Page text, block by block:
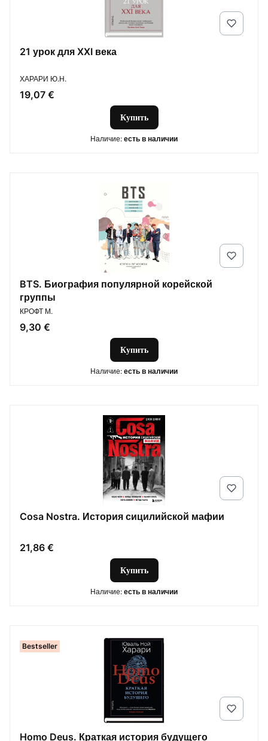
21 урок для XXI века
ПРОИЗВОДИТЕЛЬ
ХАРАРИ Ю.Н.
Цена
19,07 €
Купить
Наличие: есть в наличии
BTS. Биография популярной корейской
группы
ПРОИЗВОДИТЕЛЬ
КРОФТ М.
Цена
9,30 €
Купить
Наличие: есть в наличии
Cosa Nostra. История сицилийской мафии
Цена
21,86 €
Купить
Наличие: есть в наличии
Bestseller
Homo Deus. Краткая история будущего